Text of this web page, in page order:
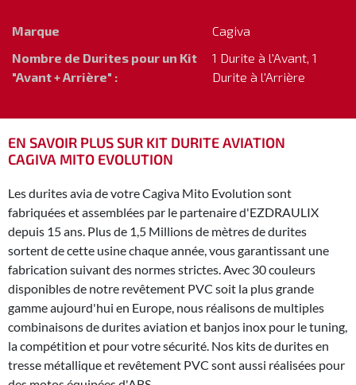
Marque
Cagiva
Nombre de Durites pour un Kit
"Avant + Arrière" :
1 Durite à l'Avant, 1
Durite à l'Arrière
EN SAVOIR PLUS SUR KIT DURITE AVIATION
CAGIVA MITO EVOLUTION
Les durites avia de votre Cagiva Mito Evolution sont
fabriquées et assemblées par le partenaire d'EZDRAULIX
depuis 15 ans. Plus de 1,5 Millions de mètres de durites
sortent de cette usine chaque année, vous garantissant une
fabrication suivant des normes strictes. Avec 30 couleurs
disponibles de notre revêtement PVC soit la plus grande
gamme aujourd'hui en Europe, nous réalisons de multiples
combinaisons de durites aviation et banjos inox pour le tuning,
la compétition et pour votre sécurité. Nos kits de durites en
tresse métallique et revêtement PVC sont aussi réalisées pour